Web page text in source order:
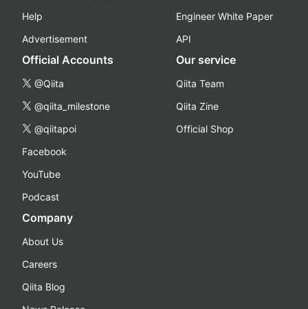
Help
Advertisement
Engineer White Paper
API
Official Accounts
@Qiita
@qiita_milestone
@qiitapoi
Facebook
YouTube
Podcast
Our service
Qiita Team
Qiita Zine
Official Shop
Company
About Us
Careers
Qiita Blog